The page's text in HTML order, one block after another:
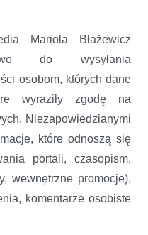
Mariola Błażewicz
do wysyłania
osobom, których dane
wyraziły zgodę na
Niezapowiedzianymi
które odnoszą się
portali, czasopism,
wewnętrzne promocje),
komentarze osobiste